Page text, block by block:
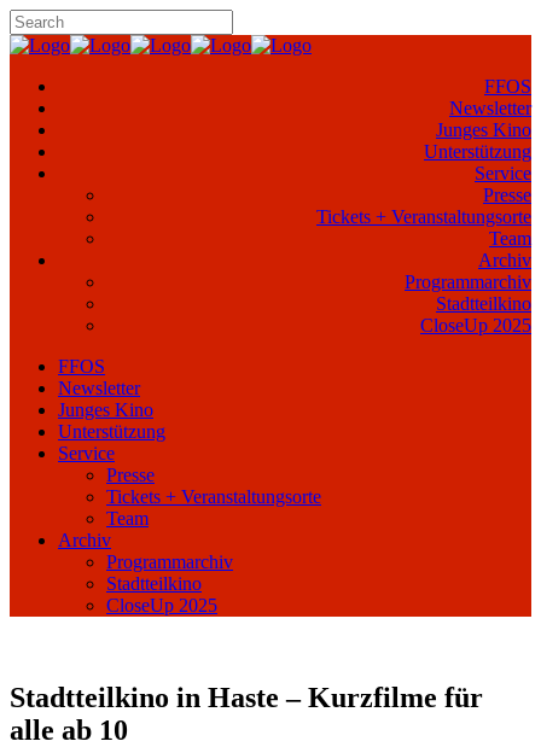
FFOS
Newsletter
Junges Kino
Unterstützung
Service
Presse
Tickets + Veranstaltungsorte
Team
Archiv
Programmarchiv
Stadtteilkino
CloseUp 2025
FFOS
Newsletter
Junges Kino
Unterstützung
Service
Presse
Tickets + Veranstaltungsorte
Team
Archiv
Programmarchiv
Stadtteilkino
CloseUp 2025
Stadtteilkino in Haste – Kurzfilme für
alle ab 10